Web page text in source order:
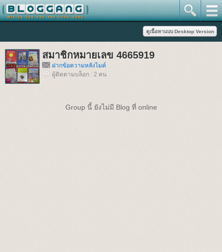
สมาชิกหมายเลข 4665919
ฝากข้อความหลังไมค์
ผู้ติดตามบล็อก : 2 คน
Group นี้ ยังไม่มี Blog ที่ online